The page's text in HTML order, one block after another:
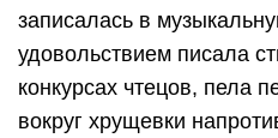
записалась в
удовольствием писала
конкурсах чтецов, пела
вокруг хрущевки